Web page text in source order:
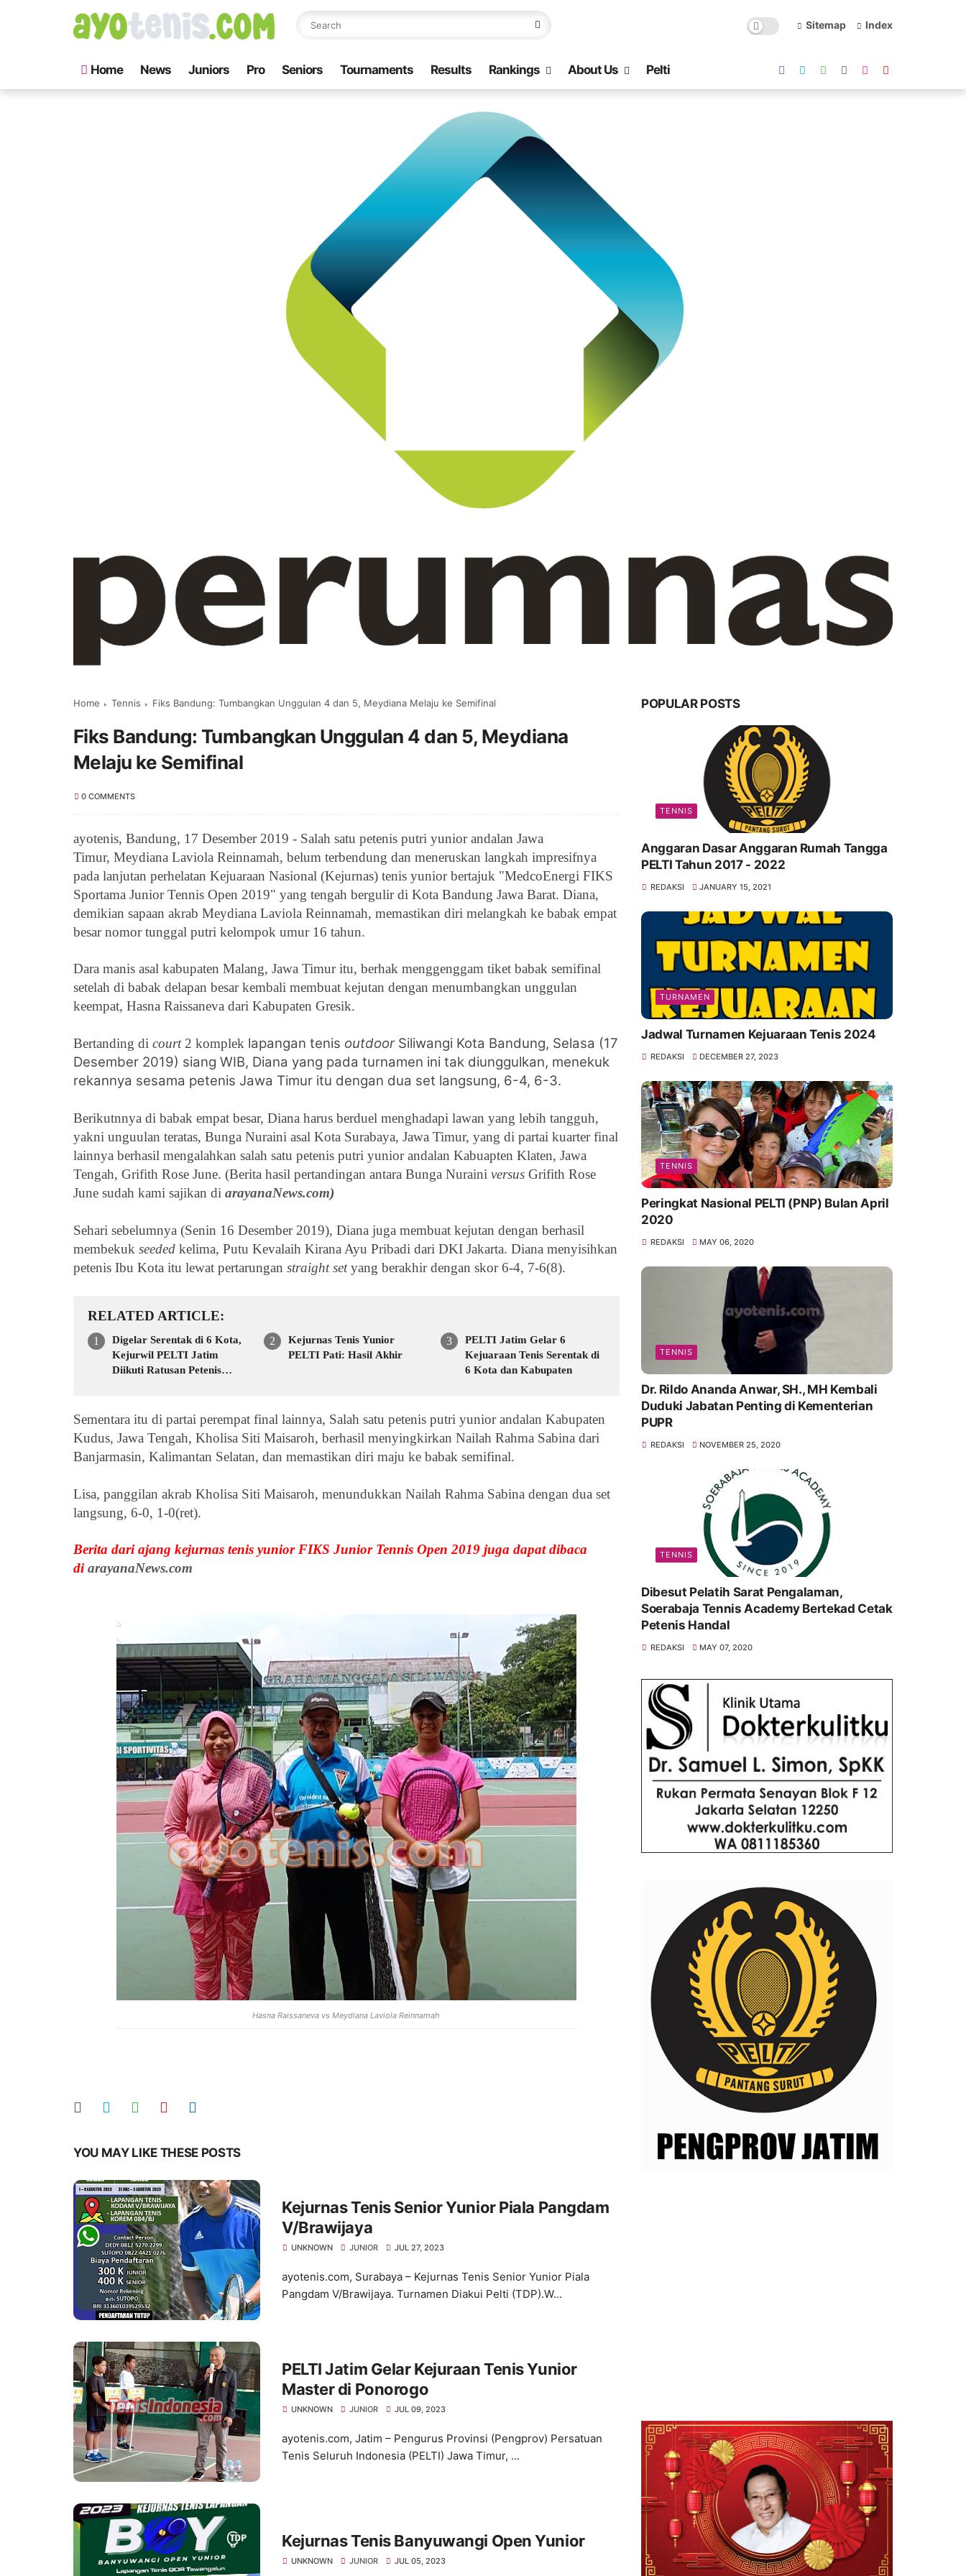
Sitemap Index
Home News Juniors Pro Seniors Tournaments Results Rankings About Us Pelti
Home Tennis Fiks Bandung: Tumbangkan Unggulan 4 dan 5, Meydiana Melaju ke Semifinal
Fiks Bandung: Tumbangkan Unggulan 4 dan 5, Meydiana
Melaju ke Semifinal
0 COMMENTS
ayotenis, Bandung, 17 Desember 2019 - Salah satu petenis putri yunior andalan Jawa
Timur, Meydiana Laviola Reinnamah, belum terbendung dan meneruskan langkah impresifnya
pada lanjutan perhelatan Kejuaraan Nasional (Kejurnas) tenis yunior bertajuk "MedcoEnergi FIKS
Sportama Junior Tennis Open 2019" yang tengah bergulir di Kota Bandung Jawa Barat. Diana,
demikian sapaan akrab Meydiana Laviola Reinnamah, memastikan diri melangkah ke babak empat
besar nomor tunggal putri kelompok umur 16 tahun.
Dara manis asal kabupaten Malang, Jawa Timur itu, berhak menggenggam tiket babak semifinal
setelah di babak delapan besar kembali membuat kejutan dengan menumbangkan unggulan
keempat, Hasna Raissaneva dari Kabupaten Gresik.
Bertanding di court 2 komplek lapangan tenis outdoorSiliwangi Kota Bandung, Selasa (17
Desember 2019) siang WIB, Diana yang pada turnamen ini tak diunggulkan, menekuk
rekannya sesama petenis Jawa Timur itu dengan dua set langsung, 6-4, 6-3.
Berikutnnya di babak empat besar, Diana harus berduel menghadapi lawan yang lebih tangguh,
yakni unguulan teratas, Bunga Nuraini asal Kota Surabaya, Jawa Timur, yang di partai kuarter final
lainnya berhasil mengalahkan salah satu petenis putri yunior andalan Kabuapten Klaten, Jawa
Tengah, Grifith Rose June. (Berita hasil pertandingan antara Bunga Nuraini versus Grifith Rose
June sudah kami sajikan di arayanaNews.com)
Sehari sebelumnya (Senin 16 Desember 2019), Diana juga membuat kejutan dengan berhasil
membekuk seeded kelima, Putu Kevalaih Kirana Ayu Pribadi dari DKI Jakarta. Diana menyisihkan
petenis Ibu Kota itu lewat pertarungan straight setyang berakhir dengan skor 6-4, 7-6(8).
RELATED ARTICLE
Digelar Serentak di 6 Kota,
Kejurwil PELTI Jatim
Diikuti Ratusan Petenis
Kejurnas Tenis Yunior
PELTI Pati: Hasil Akhir
PELTI Jatim Gelar 6
Kejuaraan Tenis Serentak di
6 Kota dan Kabupaten
Sementara itu di partai perempat final lainnya, Salah satu petenis putri yunior andalan Kabupaten
Kudus, Jawa Tengah, Kholisa Siti Maisaroh, berhasil menyingkirkan Nailah Rahma Sabina dari
Banjarmasin, Kalimantan Selatan, dan memastikan diri maju ke babak semifinal.
Lisa, panggilan akrab Kholisa Siti Maisaroh, menundukkan Nailah Rahma Sabina dengan dua set
langsung, 6-0, 1-0(ret).
Berita dari ajang kejurnas tenis yunior FIKS Junior Tennis Open 2019 juga dapat dibaca
di arayanaNews.com
Hasna Raissaneva vs Meydiana Laviola Reinnamah
YOU MAY LIKE THESE POSTS
Kejurnas Tenis Senior Yunior Piala Pangdam
V/Brawijaya
UNKNOWN JUNIOR JUL 27, 2023
ayotenis.com, Surabaya – Kejurnas Tenis Senior Yunior Piala
Pangdam V/Brawijaya. Turnamen Diakui Pelti (TDP).W...
PELTI Jatim Gelar Kejuraan Tenis Yunior
Master di Ponorogo
UNKNOWN JUNIOR JUL 09, 2023
ayotenis.com, Jatim – Pengurus Provinsi (Pengprov) Persatuan
Tenis Seluruh Indonesia (PELTI) Jawa Timur, ...
Kejurnas Tenis Banyuwangi Open Yunior
UNKNOWN JUNIOR JUL 05, 2023
POPULAR POSTS
TENNIS
Anggaran Dasar Anggaran Rumah Tangga
PELTI Tahun 2017 - 2022
REDAKSI JANUARY 15, 2021
TURNAMEN
Jadwal Turnamen Kejuaraan Tenis 2024
REDAKSI DECEMBER 27, 2023
TENNIS
Peringkat Nasional PELTI (PNP) Bulan April
2020
REDAKSI MAY 06, 2020
TENNIS
Dr. Rildo Ananda Anwar, SH., MH Kembali
Duduki Jabatan Penting di Kementerian
PUPR
REDAKSI NOVEMBER 25, 2020
TENNIS
Dibesut Pelatih Sarat Pengalaman,
Soerabaja Tennis Academy Bertekad Cetak
Petenis Handal
REDAKSI MAY 07, 2020